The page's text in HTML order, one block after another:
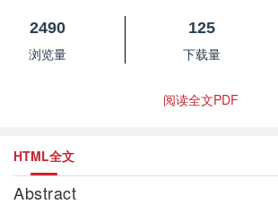
2490
浏览量
125
下载量
阅读全文PDF
HTML全文
Abstract